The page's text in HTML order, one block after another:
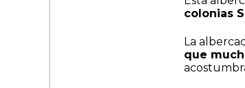
colonias
La
que